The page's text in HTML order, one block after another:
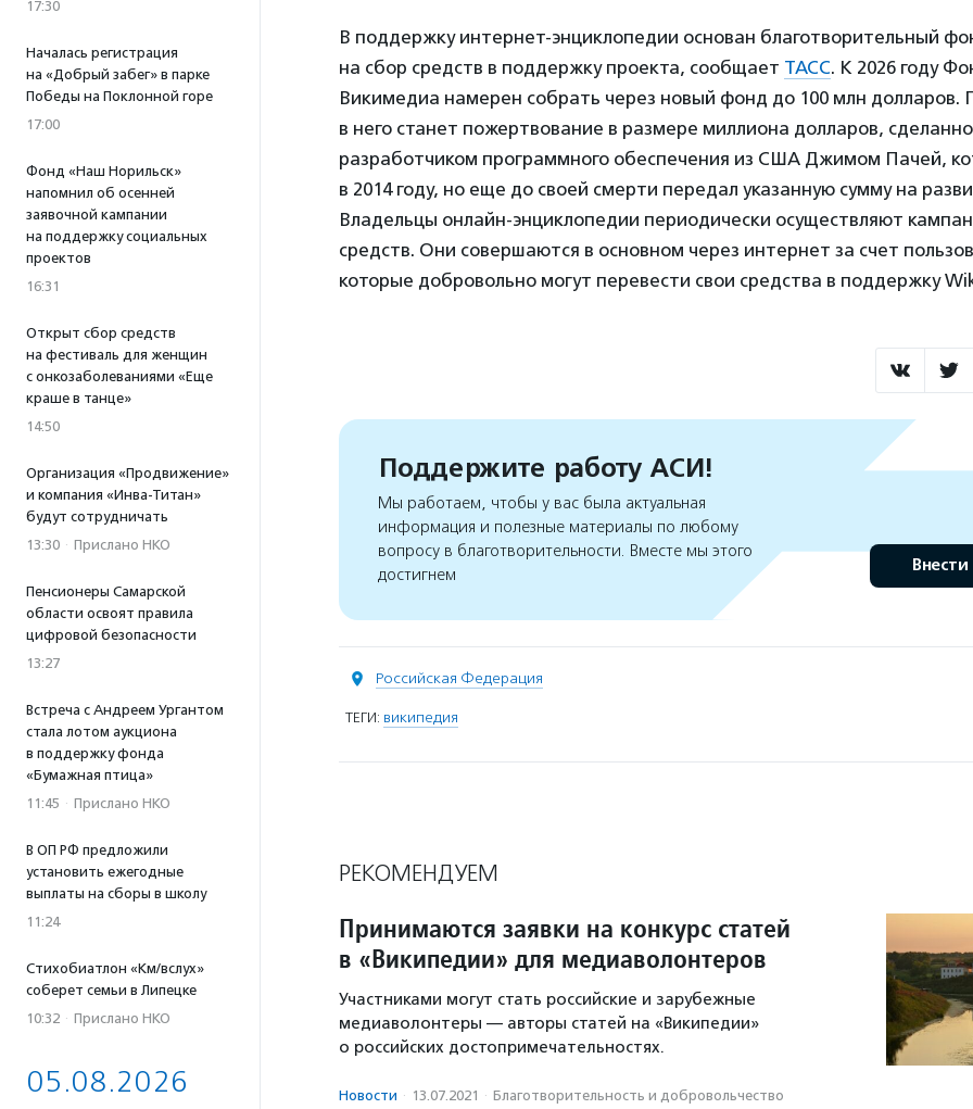
17:30
Началась регистрация
на «Добрый забег» в парке
Победы на Поклонной горе
17:00
Фонд «Наш Норильск»
напомнил об осенней
заявочной кампании
на поддержку социальных
проектов
16:31
Открыт сбор средств
на фестиваль для женщин
с онкозаболеваниями «Еще
краше в танце»
14:50
Организация «Продвижение»
и компания «Инва-Титан»
будут сотрудничать
13:30 · Прислано НКО
Пенсионеры Самарской
области освоят правила
цифровой безопасности
13:27
Встреча с Андреем Ургантом
стала лотом аукциона
в поддержку фонда
«Бумажная птица»
11:45 · Прислано НКО
В ОП РФ предложили
установить ежегодные
выплаты на сборы в школу
11:24
Стихобиатлон «Км/вслух»
соберет семьи в Липецке
10:32 · Прислано НКО
05.08.2026
В поддержку интернет-энциклопедии основан благотворительный
на сбор средств в поддержку проекта, сообщает ТАСС. К 2026 году
Викимедиа намерен собрать через новый фонд до 100 млн долларов.
в него станет пожертвование в размере миллиона долларов,
разработчиком программного обеспечения из США Джимом Пачей,
в 2014 году, но еще до своей смерти передал указанную сумму на
Владельцы онлайн-энциклопедии периодически осуществляют
средств. Они совершаются в основном через интернет за счет
которые добровольно могут перевести свои средства в поддержку
Поддержите работу АСИ!
Мы работаем, чтобы у вас была актуальная
информация и полезные материалы по любому
вопросу в благотворительности. Вместе мы этого
достигнем
Внести
Российская Федерация
ТЕГИ: википедия
РЕКОМЕНДУЕМ
Принимаются заявки на конкурс статей
в «Википедии» для медиаволонтеров
Участниками могут стать российские и зарубежные
медиаволонтеры — авторы статей на «Википедии»
о российских достопримечательностях.
Новости · 13.07.2021 · Благотвори­тель­ность и доброволь­чест­во